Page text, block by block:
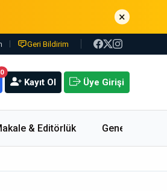
×
Geri Bildirim
0
Kayıt Ol Üye Girişi
& Editörlük Genel